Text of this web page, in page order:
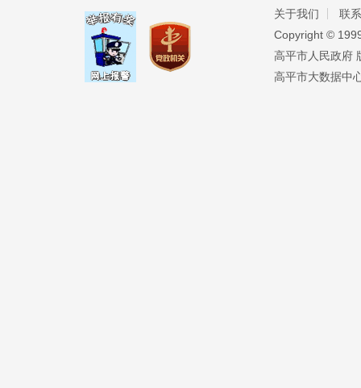
关于我们
联
Copyright ©️
高平市人民政府
高平市大数据